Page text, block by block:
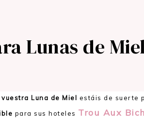
Lunas de
Luna de Miel estáis de suerte
para sus hoteles Trou Aux